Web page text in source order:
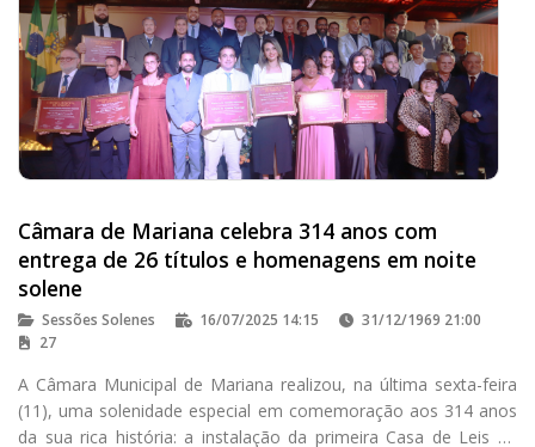
Câmara de Mariana celebra 314 anos com
entrega de 26 títulos e homenagens em noite
solene
Sessões Solenes 16/07/2025 14:15
31/12/1969 21:00
27
A Câmara Municipal de Mariana realizou, na última sexta-feira
(11), uma solenidade especial em comemoração aos 314 anos
da sua rica história: a instalação da primeira Casa de Leis de